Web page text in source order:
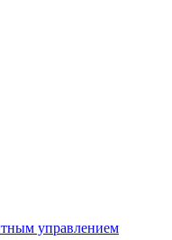
управлением